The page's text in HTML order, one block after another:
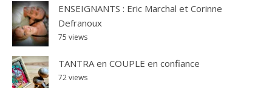
ENSEIGNANTS : Eric Marchal et Corinne
Defranoux
75 views
TANTRA en COUPLE en confiance
72 views